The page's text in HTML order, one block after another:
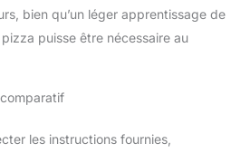
bien qu’un léger apprentissage de
puisse être nécessaire au
les instructions fournies,